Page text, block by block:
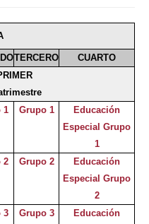
TERCERO
CUARTO
1 Grupo 1
Educación
Especial Grupo
1
2 Grupo 2
Educación
Especial Grupo
2
3 Grupo 3
Educación